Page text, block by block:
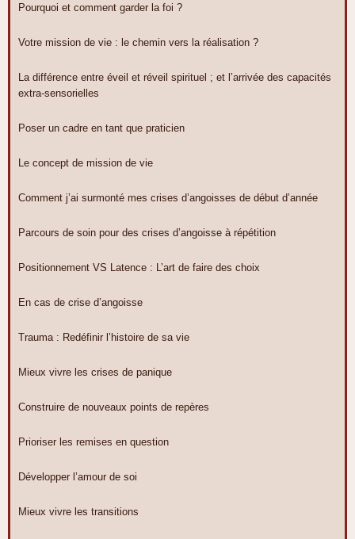
Pourquoi et comment garder la foi ?
Votre mission de vie : le chemin vers la réalisation ?
La différence entre éveil et réveil spirituel ; et l’arrivée des capacités
extra-sensorielles
Poser un cadre en tant que praticien
Le concept de mission de vie
Comment j’ai surmonté mes crises d’angoisses de début d’année
Parcours de soin pour des crises d’angoisse à répétition
Positionnement VS Latence : L’art de faire des choix
En cas de crise d’angoisse
Trauma : Redéfinir l’histoire de sa vie
Mieux vivre les crises de panique
Construire de nouveaux points de repères
Prioriser les remises en question
Développer l’amour de soi
Mieux vivre les transitions